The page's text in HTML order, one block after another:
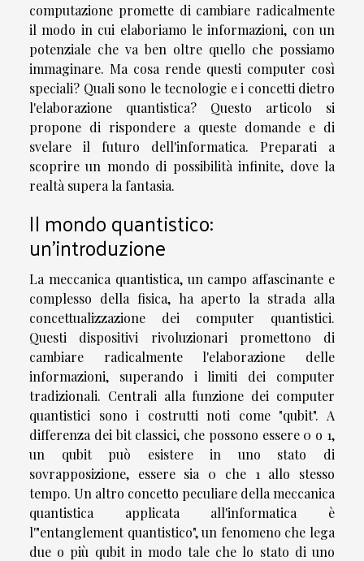
computazione promette di cambiare radicalmente
il modo in cui elaboriamo le informazioni, con un
potenziale che va ben oltre quello che possiamo
immaginare. Ma cosa rende questi computer così
speciali? Quali sono le tecnologie e i concetti dietro
l'elaborazione quantistica? Questo articolo si
propone di rispondere a queste domande e di
svelare il futuro dell'informatica. Preparati a
scoprire un mondo di possibilità infinite, dove la
realtà supera la fantasia.
Il mondo quantistico:
un'introduzione
La meccanica quantistica, un campo affascinante e
complesso della fisica, ha aperto la strada alla
concettualizzazione dei computer quantistici.
Questi dispositivi rivoluzionari promettono di
cambiare radicalmente l'elaborazione delle
informazioni, superando i limiti dei computer
tradizionali. Centrali alla funzione dei computer
quantistici sono i costrutti noti come "qubit". A
differenza dei bit classici, che possono essere 0 o 1,
un qubit può esistere in uno stato di
sovrapposizione, essere sia 0 che 1 allo stesso
tempo. Un altro concetto peculiare della meccanica
quantistica applicata all'informatica è
l'"entanglement quantistico", un fenomeno che lega
due o più qubit in modo tale che lo stato di uno